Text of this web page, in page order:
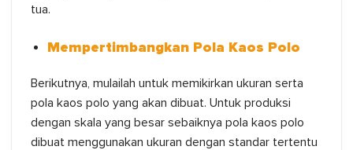
tua.
Mempertimbangkan Pola Kaos Polo
Berikutnya, mulailah untuk memikirkan ukuran serta
pola kaos polo yang akan dibuat. Untuk produksi
dengan skala yang besar sebaiknya pola kaos polo
dibuat menggunakan ukuran dengan standar tertentu